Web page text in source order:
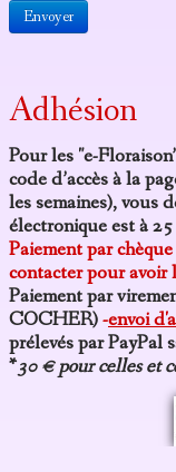
Envoyer
Adhésion
Pour les "e-
code d’accès à la
les semaines), vous
électronique est à
Paiement par
contacter pour avoir
Paiement par
COCHER)-envoi
prélevés par PayPal
*30 € pour celles et